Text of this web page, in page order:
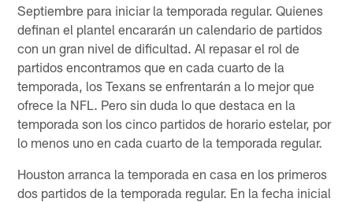
Septiembre para iniciar la temporada regular. Quienes
definan el plantel encararán un calendario de partidos
con un gran nivel de dificultad. Al repasar el rol de
partidos encontramos que en cada cuarto de la
temporada, los Texans se enfrentarán a lo mejor que
ofrece la NFL. Pero sin duda lo que destaca en la
temporada son los cinco partidos de horario estelar, por
lo menos uno en cada cuarto de la temporada regular.
Houston arranca la temporada en casa en los primeros
dos partidos de la temporada regular. En la fecha inicial